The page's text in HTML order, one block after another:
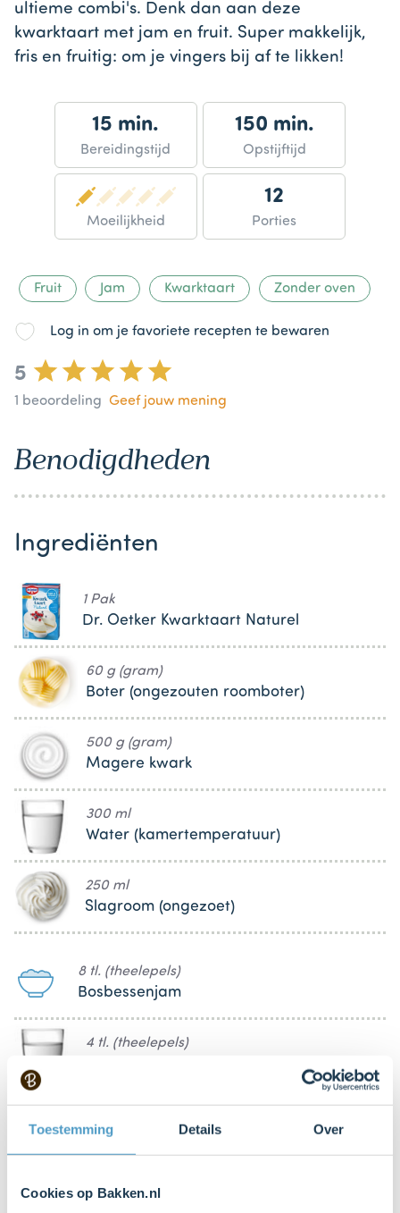
Toestemming Details Over
Cookies op Bakken.nl
ultieme combi's. Denk dan aan deze
kwarktaart met jam en fruit. Super makkelijk,
fris en fruitig: om je vingers bij af te likken!
15 min.
Bereidingstijd
150 min.
Opstijftijd
Moeilijkheid
12
Porties
Fruit Jam Kwarktaart Zonder oven
Log in om je favoriete recepten te bewaren
5
1 beoordeling Geef jouw mening
Benodigdheden
Ingrediënten
1 Pak
Dr. Oetker Kwarktaart Naturel
60 g (gram)
Boter (ongezouten roomboter)
500 g (gram)
Magere kwark
300 ml
Water (kamertemperatuur)
250 ml
Slagroom (ongezoet)
8 tl. (theelepels)
Bosbessenjam
4 tl. (theelepels)
Bramen
100 g (gram)